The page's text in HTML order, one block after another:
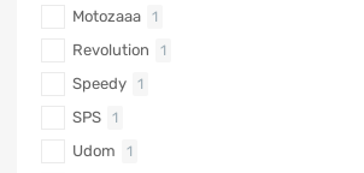
Motozaaa 1
Revolution 1
Speedy 1
SPS 1
Udom 1